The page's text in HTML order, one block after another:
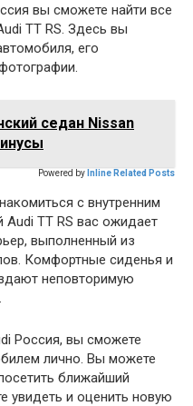
вы сможете найти все
TT RS. Здесь вы
его
седан Nissan
Powered by Inline Related Posts
с внутренним
TT RS вас ожидает
выполненный из
Комфортные сиденья и
неповторимую
Россия, вы сможете
лично. Вы можете
ближайший
увидеть и оценить новую